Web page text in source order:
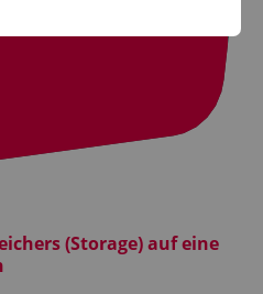
(Storage) auf eine